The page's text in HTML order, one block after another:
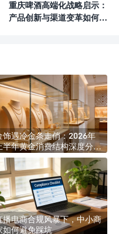
重庆啤酒高端化战略启示：
产品创新与渠道变革如何重
饰遇冷金条走俏：2026年
半年黄金消费结构深度分化
视
播电商合规风暴下，中小商
如何避免踩坑